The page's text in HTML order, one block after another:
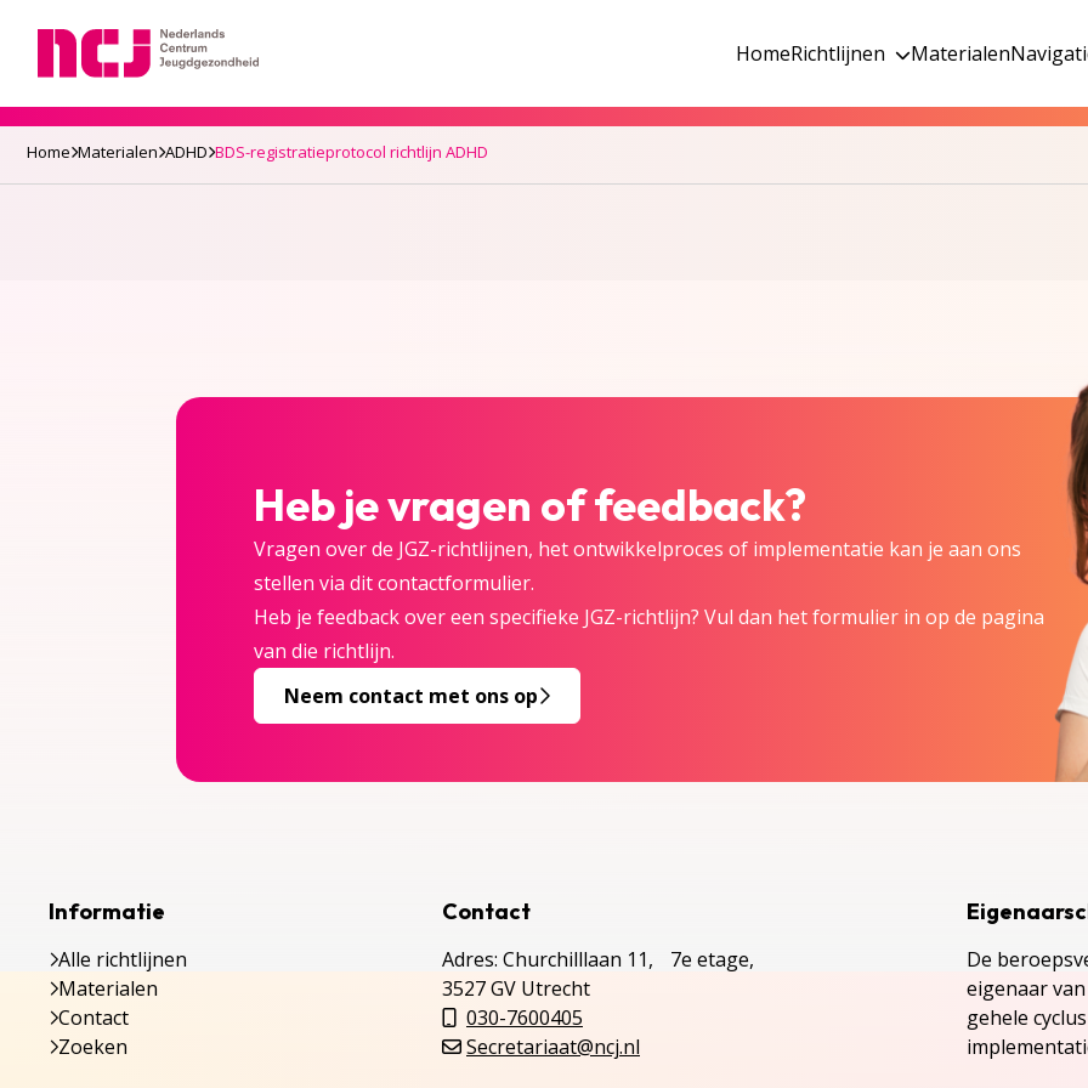
HomeRichtlijnen Materialen
Home Materialen ADHD BDS-registratieprotocol richtlijn ADHD
Heb je vragen of feedback?
Vragen over de JGZ-richtlijnen, het ontwikkelproces of implementatie kan je aan ons
stellen via dit contactformulier.
Heb je feedback over een specifieke JGZ-richtlijn? Vul dan het formulier in op de pagina
van die richtlijn.
Neem contact met ons op
Informatie
Alle richtlijnen
Materialen
Contact
Zoeken
Contact
Adres: Churchilllaan 11, 7e etage,
3527 GV Utrecht
030-7600405
Secretariaat@ncj.nl
De
eigenaar
gehele